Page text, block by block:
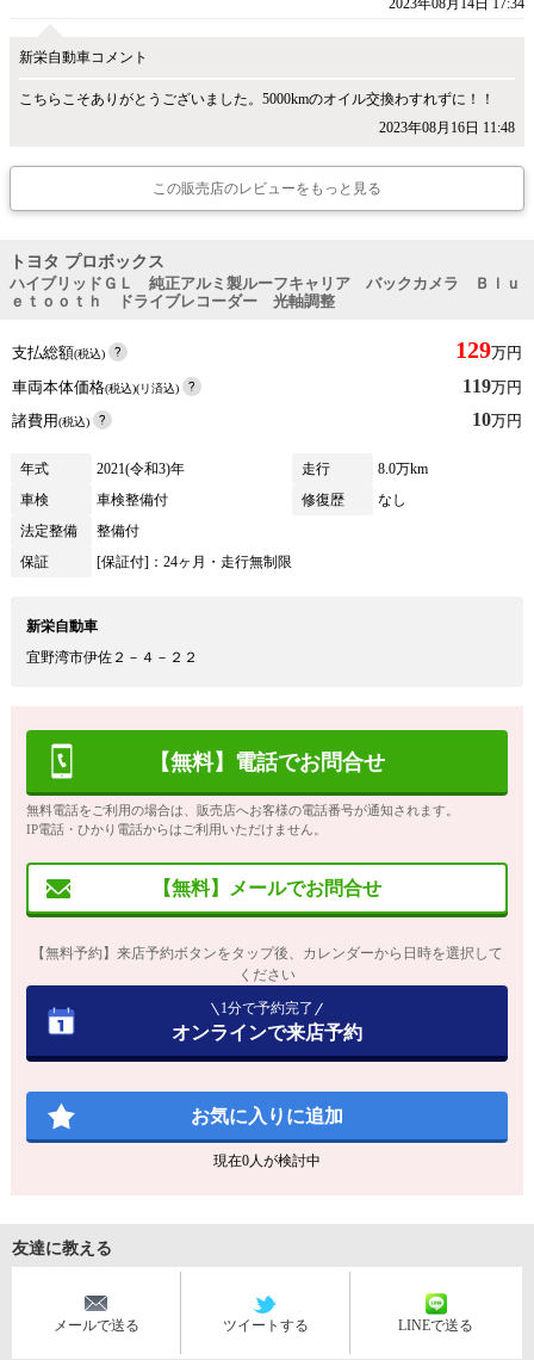
2023年08月14日 17:34
新栄自動車コメント
こちらこそありがとうございました。5000kmのオイル交換わすれずに！！
2023年08月16日 11:48
この販売店のレビューをもっと見る
トヨタ プロボックス
ハイブリッドＧＬ 純正アルミ製ルーフキャリア バックカメラ Ｂｌｕ
ｅｔｏｏｔｈ ドライブレコーダー 光軸調整
支払総額(税込) 129万円
車両本体価格(税込)(リ済込) 119万円
諸費用(税込) 10万円
年式 2021(令和3)年 走行
8.0万km
車検
車検整備付 修復歴
なし
法定整備
整備付
保証
[保証付]：24ヶ月・走行無制限
新栄自動車
宜野湾市伊佐２－４－２２
【無料】電話でお問合せ
無料電話をご利用の場合は、販売店へお客様の電話番号が通知されます。
IP電話・ひかり電話からはご利用いただけません。
【無料】メールでお問合せ
【無料予約】来店予約ボタンをタップ後、カレンダーから日時を選択して
ください
1分で予約完了
オンラインで来店予約
お気に入りに追加
現在0人が検討中
友達に教える
メールで送る ツイートする LINEで送る